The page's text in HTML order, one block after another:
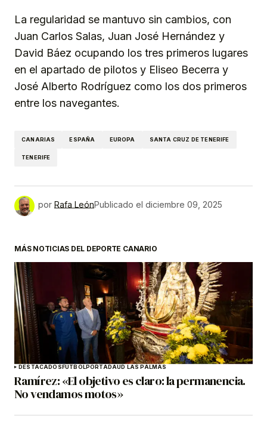
La regularidad se mantuvo sin cambios, con
Juan Carlos Salas, Juan José Hernández y
David Báez ocupando los tres primeros lugares
en el apartado de pilotos y Eliseo Becerra y
José Alberto Rodríguez como los dos primeros
entre los navegantes.
CANARIAS ESPAÑA EUROPA SANTA CRUZ DE TENERIFE
TENERIFE
por Rafa LeónPublicado el diciembre 09, 2025
MÁS NOTICIAS DEL DEPORTE CANARIO
DESTACADOSFÚTBOLPORTADAUD LAS PALMAS
Ramírez: «El objetivo es claro: la permanencia.
No vendamos motos»